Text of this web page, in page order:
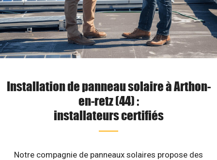
Installation de panneau solaire à Arthon-
en-retz (44) :
installateurs certifiés
Notre compagnie de panneaux solaires propose des